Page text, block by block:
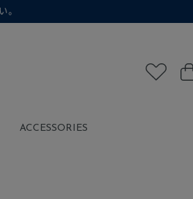
。
ACCESSORIES